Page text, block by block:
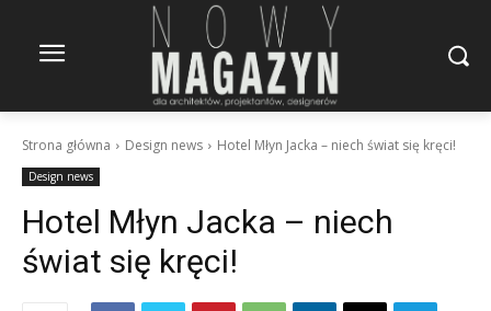
Strona główna Design news Hotel Młyn Jacka – niech świat się kręci!
Design news
Hotel Młyn Jacka – niech
świat się kręci!